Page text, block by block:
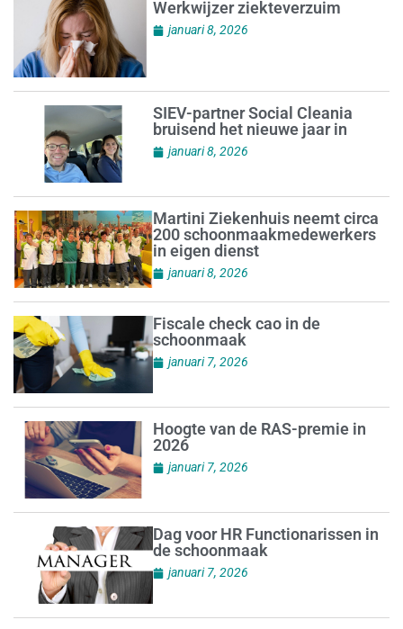
Werkwijzer ziekteverzuim
januari 8, 2026
SIEV-partner Social Cleania
bruisend het nieuwe jaar in
januari 8, 2026
Martini Ziekenhuis neemt circa
200 schoonmaakmedewerkers
in eigen dienst
januari 8, 2026
Fiscale check cao in de
schoonmaak
januari 7, 2026
Hoogte van de RAS-premie in
2026
januari 7, 2026
Dag voor HR Functionarissen in
de schoonmaak
januari 7, 2026